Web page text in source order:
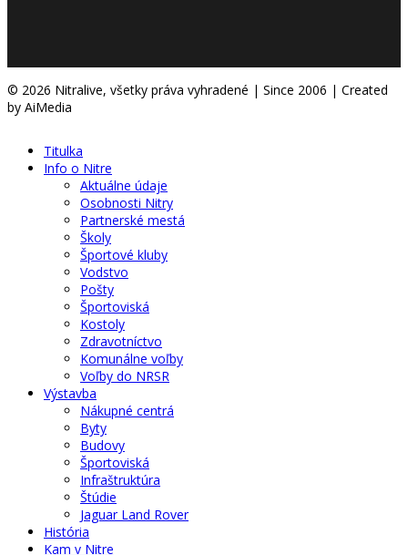
© 2026 Nitralive, všetky práva vyhradené | Since 2006 | Created
by AiMedia
Titulka
Info o Nitre
Aktuálne údaje
Osobnosti Nitry
Partnerské mestá
Školy
Športové kluby
Vodstvo
Pošty
Športoviská
Kostoly
Zdravotníctvo
Komunálne voľby
Voľby do NRSR
Výstavba
Nákupné centrá
Byty
Budovy
Športoviská
Infraštruktúra
Štúdie
Jaguar Land Rover
História
Kam v Nitre